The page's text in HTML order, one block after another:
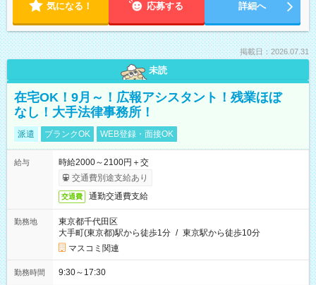
気になる！ 応募する 詳細へ
掲載日：2026.07.31
未読
在宅OK！9月～！広報アシスタント！残業ほぼ
なし！大手法律事務所！
派遣 ブランクOK WEB登録・面接OK
給与
時給2000～2100円＋交
交通費別途支給あり
交通費 通勤交通費支給
勤務地
東京都千代田区
大手町(東京都)駅から徒歩1分 / 東京駅から徒歩10分
マスコミ関連
勤務時間 9:30～17:30